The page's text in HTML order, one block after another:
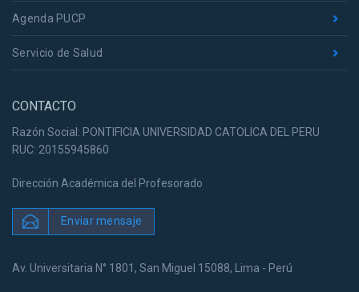
Agenda PUCP
Servicio de Salud
CONTACTO
Razón Social: PONTIFICIA UNIVERSIDAD CATOLICA DEL PERU
RUC: 20155945860
Dirección Académica del Profesorado
Enviar mensaje
Av. Universitaria N° 1801, San Miguel 15088, Lima - Perú